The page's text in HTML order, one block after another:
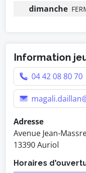
dimanche
Information
04 42 08 80 70
Adresse
Avenue Jean-
13390 Auriol
Horaires